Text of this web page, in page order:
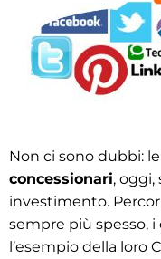
Non ci sono dubbi: le
concessionari, oggi,
investimento.
sempre più spesso,
l’esempio della loro